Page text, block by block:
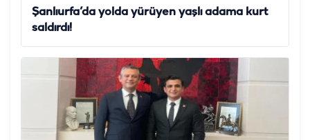
Şanlıurfa’da yolda yürüyen yaşlı adama kurt
saldırdı!